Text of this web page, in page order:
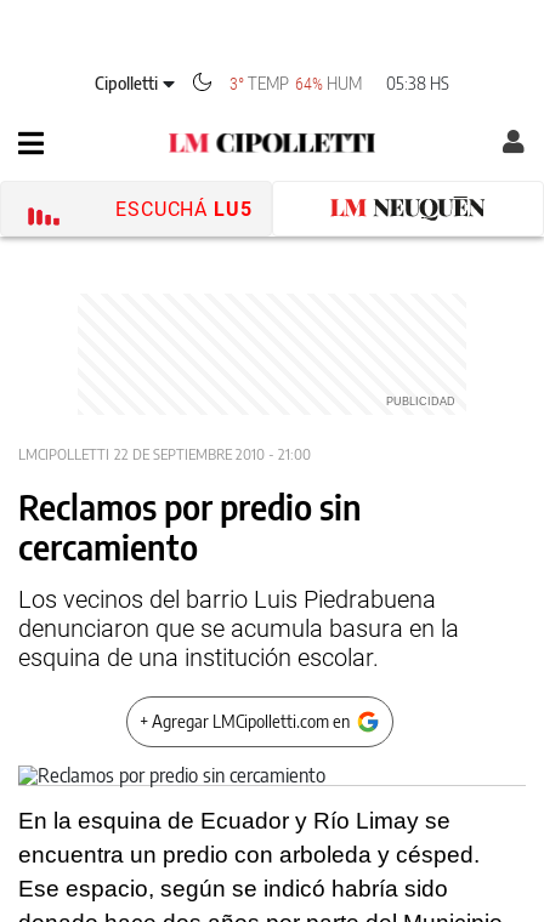
Cipolletti 3°TEMP 64% HUM 05:38 HS
ESCUCHÁ LU5
LMCIPOLLETTI 22 DE SEPTIEMBRE 2010 - 21:00
Reclamos por predio sin
cercamiento
Los vecinos del barrio Luis Piedrabuena
denunciaron que se acumula basura en la
esquina de una institución escolar.
+ Agregar LMCipolletti.com en
En la esquina de Ecuador y Río Limay se
encuentra un predio con arboleda y césped.
Ese espacio, según se indicó habría sido